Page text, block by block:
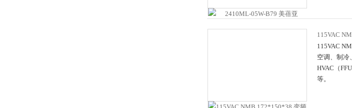
115VAC
115VAC
空调、制冷
HVAC（
等。